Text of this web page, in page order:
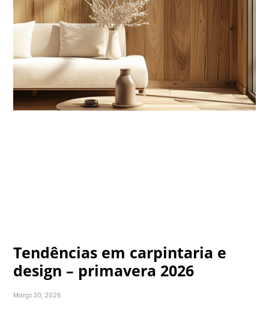
Tendências em carpintaria e
design – primavera 2026
Março 30, 2026